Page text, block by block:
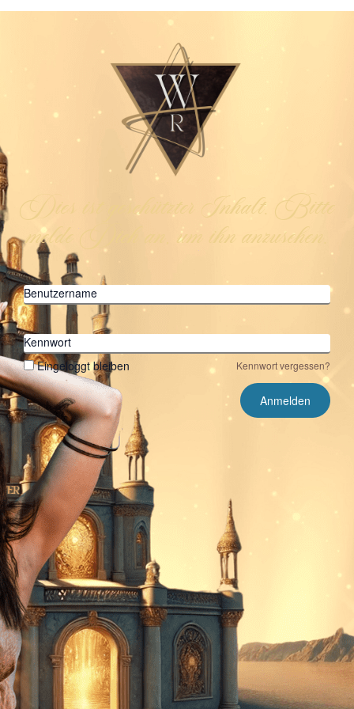
Dies ist geschützter Inhalt. Bitte
melde Dich an, um ihn anzusehen.
Benutzername
Kennwort
Eingeloggt bleiben
Kennwort vergessen?